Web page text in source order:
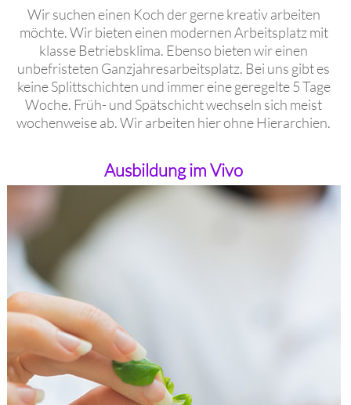
Wir suchen einen Koch der gerne kreativ arbeiten
möchte. Wir bieten einen modernen Arbeitsplatz mit
klasse Betriebsklima. Ebenso bieten wir einen
unbefristeten Ganzjahresarbeitsplatz. Bei uns gibt es
keine Splittschichten und immer eine geregelte 5 Tage
Woche. Früh- und Spätschicht wechseln sich meist
wochenweise ab. Wir arbeiten hier ohne Hierarchien.
Ausbildung im Vivo